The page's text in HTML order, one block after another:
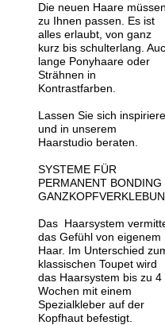
Die neuen Haare müssen
zu Ihnen passen. Es ist
alles erlaubt, von ganz
kurz bis schulterlang.
lange Ponyhaare oder
Strähnen in
Kontrastfarben.
Lassen Sie sich
und in unserem
Haarstudio beraten.
SYSTEME FÜR
PERMANENT BONDING
Das Haarsystem
das Gefühl von eigenem
Haar. Im Unterschied
klassischen Toupet wird
das Haarsystem bis zu 4
Wochen mit einem
Spezialkleber auf der
Kopfhaut befestigt.